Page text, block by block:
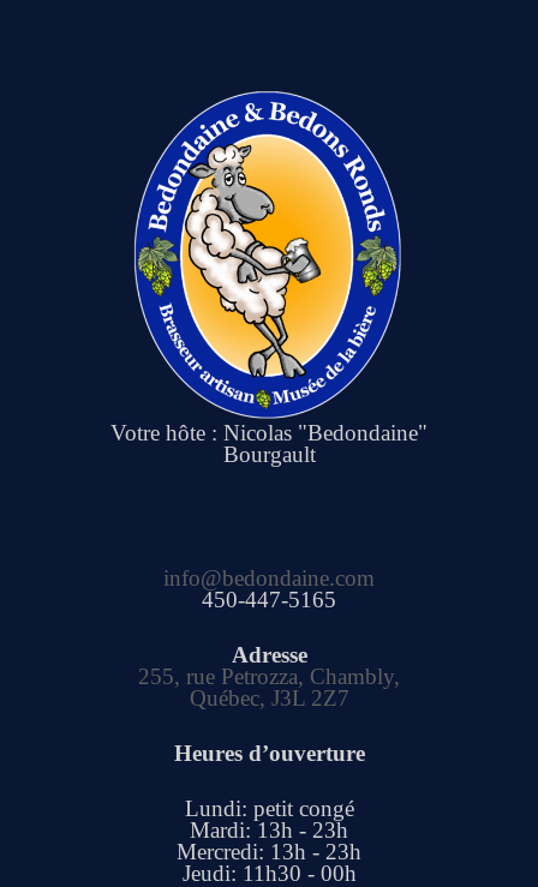
Votre hôte : Nicolas "Bedondaine"
Bourgault
info@bedondaine.com
450-447-5165
Adresse
255, rue Petrozza, Chambly,
Québec, J3L 2Z7
Heures d’ouverture
Lundi: petit congé
Mardi: 13h - 23h
Mercredi: 13h - 23h
Jeudi: 11h30 - 00h